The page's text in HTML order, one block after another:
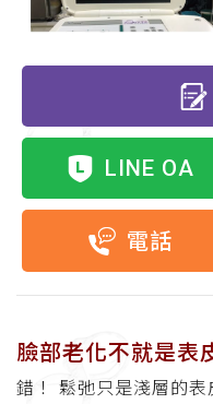
LINE OA
電話
臉部老化不就是表
錯！ 鬆弛只是淺層的